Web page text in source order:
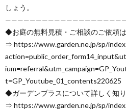
しょう。
◆お庭の無料見積・ご相談のご依頼
⇒ https://www.garden.ne.jp/sp/
t=GP_Youtube_01_contents220625
◆ガーデンプラスについて詳しく知
⇒ https://www.garden.ne.jp/sp/